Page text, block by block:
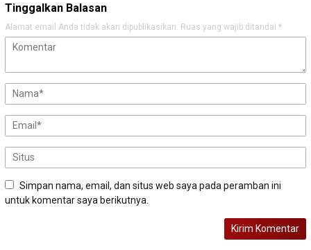
Tinggalkan Balasan
Alamat email Anda tidak akan dipublikasikan. Ruas yang wajib ditandai *
Simpan nama, email, dan situs web saya pada peramban ini
untuk komentar saya berikutnya.